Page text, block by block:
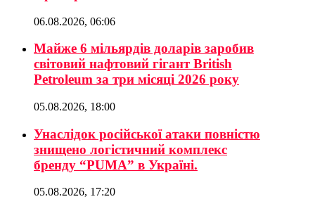
06.08.2026, 06:06
Майже 6 мільярдів доларів заробив
світовий нафтовий гігант British
Petroleum за три місяці 2026 року
05.08.2026, 18:00
Унаслідок російської атаки повністю
знищено логістичний комплекс
бренду “PUMA” в Україні.
05.08.2026, 17:20